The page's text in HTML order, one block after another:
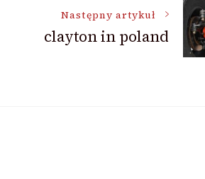
Następny artykuł
clayton in poland